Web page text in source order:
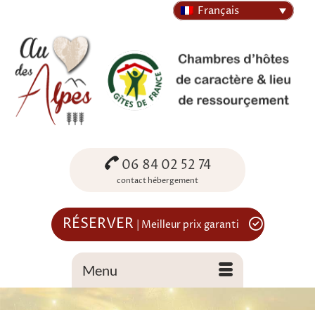
Français
06 84 02 52 74
contact hébergement
RÉSERVER | Meilleur prix garanti
Menu